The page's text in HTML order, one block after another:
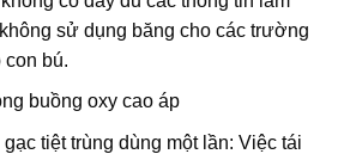
sử dụng băng cho các trường
con bú.
buồng oxy cao áp
tiệt trùng dùng một lần: Việc tái